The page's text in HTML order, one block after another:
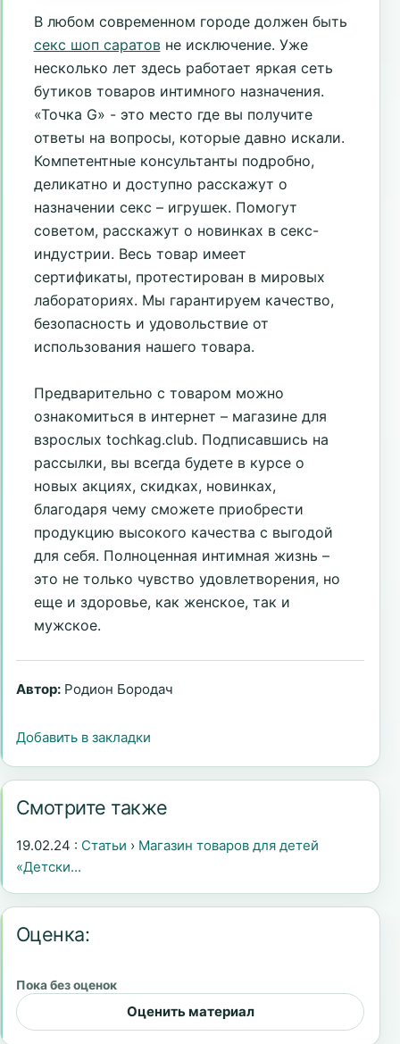
В любом современном городе должен быть
секс шоп саратовне исключение. Уже
несколько лет здесь работает яркая сеть
бутиков товаров интимного назначения.
«Точка G» - это место где вы получите
ответы на вопросы, которые давно искали.
Компетентные консультанты подробно,
деликатно и доступно расскажут о
назначении секс – игрушек. Помогут
советом, расскажут о новинках в секс-
индустрии. Весь товар имеет
сертификаты, протестирован в мировых
лабораториях. Мы гарантируем качество,
безопасность и удовольствие от
использования нашего товара.
Предварительно с товаром можно
ознакомиться в интернет – магазине для
взрослых tochkag.club. Подписавшись на
рассылки, вы всегда будете в курсе о
новых акциях, скидках, новинках,
благодаря чему сможете приобрести
продукцию высокого качества с выгодой
для себя. Полноценная интимная жизнь –
это не только чувство удовлетворения, но
еще и здоровье, как женское, так и
мужское.
Автор: Родион Бородач
Добавить в закладки
Смотрите также
19.02.24 : Статьи › Магазин товаров для детей
«Детски...
Оценка:
Пока без оценок
Оценить материал